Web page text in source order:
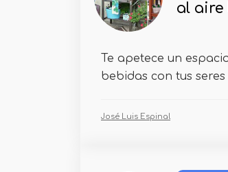
al aire
Te apetece un
bebidas con tus
José Luis Espinal